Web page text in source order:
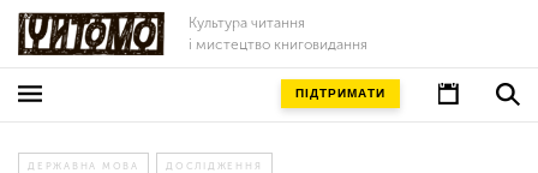
Культура читання
і мистецтво книговидання
ПІДТРИМАТИ
ДЕРЖАВНА МОВА ДОСЛІДЖЕННЯ